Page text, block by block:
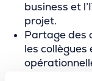
business et
projet.
Partage des
les collègues